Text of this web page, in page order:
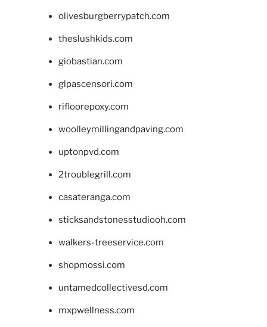
olivesburgberrypatch.com
theslushkids.com
giobastian.com
glpascensori.com
rifloorepoxy.com
woolleymillingandpaving.com
uptonpvd.com
2troublegrill.com
casateranga.com
sticksandstonesstudiooh.com
walkers-treeservice.com
shopmossi.com
untamedcollectivesd.com
mxpwellness.com